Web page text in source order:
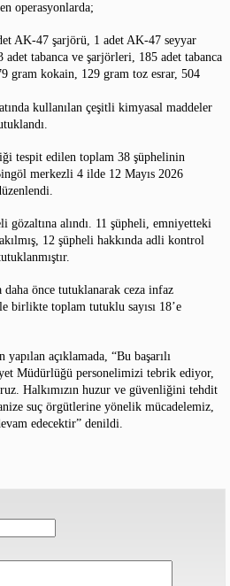
operasyonlarda;
AK-47 şarjörü, 1 adet AK-47 seyyar
tabanca ve şarjörleri, 185 adet tabanca
gram kokain, 129 gram toz esrar, 504
kullanılan çeşitli kimyasal maddeler
tespit edilen toplam 38 şüphelinin
merkezli 4 ilde 12 Mayıs 2026
gözaltına alındı. 11 şüpheli, emniyetteki
12 şüpheli hakkında adli kontrol
daha önce tutuklanarak ceza infaz
birlikte toplam tutuklu sayısı 18’e
açıklamada, “Bu başarılı
Müdürlüğü personelimizi tebrik ediyor,
Halkımızın huzur ve güvenliğini tehdit
suç örgütlerine yönelik mücadelemiz,
edecektir” denildi.